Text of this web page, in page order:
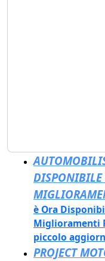
DISPONIBILE
è Ora
Miglioramenti
piccolo
PROJECT